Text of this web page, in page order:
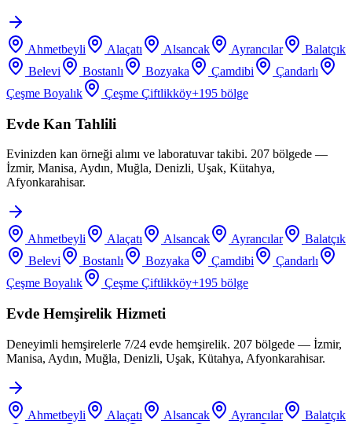
Ahmetbeyli Alaçatı Alsancak Ayrancılar
Balatçık
Belevi
Bostanlı Bozyaka Çamdibi
Çandarlı
Çeşme Boyalık
Çeşme Çiftlikköy+195 bölge
Evde Kan Tahlili
Evinizden kan örneği alımı ve laboratuvar takibi. 207 bölgede —
İzmir, Manisa, Aydın, Muğla, Denizli, Uşak, Kütahya,
Afyonkarahisar.
Ahmetbeyli Alaçatı Alsancak Ayrancılar
Balatçık
Belevi
Bostanlı Bozyaka Çamdibi
Çandarlı
Çeşme Boyalık
Çeşme Çiftlikköy+195 bölge
Evde Hemşirelik Hizmeti
Deneyimli hemşirelerle 7/24 evde hemşirelik. 207 bölgede — İzmir,
Manisa, Aydın, Muğla, Denizli, Uşak, Kütahya, Afyonkarahisar.
Ahmetbeyli Alaçatı Alsancak Ayrancılar Balatçık